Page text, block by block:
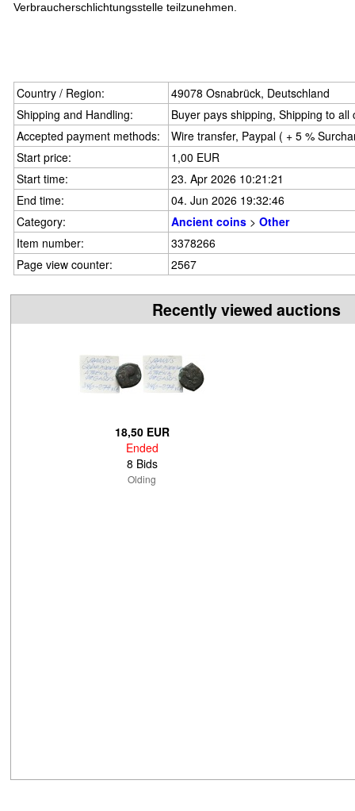
Verbraucherschlichtungsstelle teilzunehmen.
Country / Region:
49078 Osnabrück, Deutschland
Shipping and Handling:
Buyer pays shipping, Shipping to
Accepted payment methods:
Wire transfer, Paypal ( + 5 %
Start price:
1,00 EUR
Start time:
23. Apr 2026 10:21:21
End time:
04. Jun 2026 19:32:46
Category:
Ancient coins > Other
Item number:
3378266
Page view counter:
2567
Recently viewed auctions
18,50 EUR
Ended
8 Bids
Olding